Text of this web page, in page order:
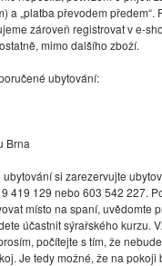
a „platba převodem předem“.
zároveň registrovat v e-
mimo dalšího zboží.
ubytování:
Brna
si zarezervujte
419 129 nebo 603 542 227.
místo na spaní, uvědomte
účastnit sýrařského kurzu.
počítejte s tím, že
Je tedy možné, že na pokoji